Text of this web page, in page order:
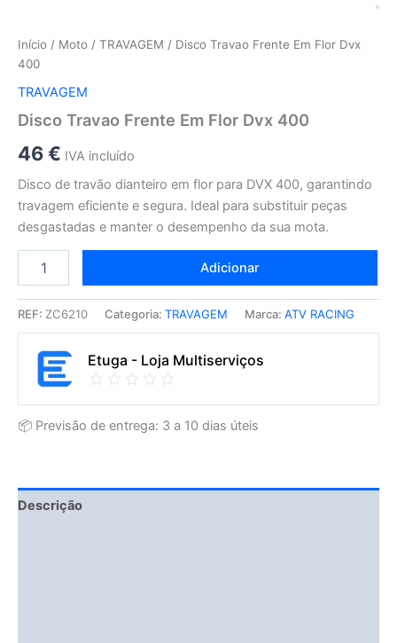
Início / Moto / TRAVAGEM / Disco Travao Frente Em Flor Dvx
400
TRAVAGEM
Disco Travao Frente Em Flor Dvx 400
46€ IVA incluído
Disco de travão dianteiro em flor para DVX 400, garantindo
travagem eficiente e segura. Ideal para substituir peças
desgastadas e manter o desempenho da sua mota.
Adicionar
REF: ZC6210 Categoria: TRAVAGEM Marca: ATV RACING
Etuga - Loja Multiserviços
📦 Previsão de entrega: 3 a 10 dias úteis
Descrição